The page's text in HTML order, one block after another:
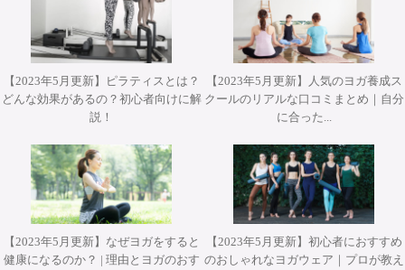
2026年9月25日・26日開講 パット・ガイトンピラティス
WSジャパンツアーin大阪 ”Pat Guyton Pilates Special
Summer Lab【対面】
2026年9月25日・26日開講 パット・ガイトンピラティス
WSジャパンツアーin大阪 ”Pat Guyton Pilates Special
Summer Lab マットクラス【対面・オンライン(ア－カイブ
視聴あり）】
2026年10月12日(月・祝)開催 Misa先生によるワークショッ
プ『エクササイズを分解して理解する オ－プンレッグロッ
カ－＆ティ－ザ－』【対面】
2026年10月31日(土)開催 YT２００短期集中養成コース・
ヨガアドバンス養成コース担当講師 武井典子先生による
ワークショップ『シヴァナンダヨガ 3時間プラクティス』
2026年11月28日(土)&29(日)開催 柳本和也先生 Special
Workshop 2Days【対面】
【2023年5月更新】ピラティスとは？
どんな効果があるの？初心者向けに解
説！
【2023年5月更新】人気のヨガ養成ス
クールのリアルな口コミまとめ｜自分
に合った...
【2023年5月更新】なぜヨガをすると
健康になるのか？ | 理由とヨガのおす
【2023年5月更新】初心者におすすめ
のおしゃれなヨガウェア｜プロが教え